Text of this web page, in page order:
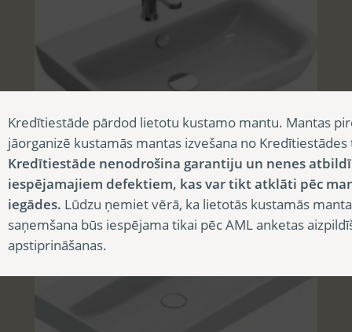
30,75€
Kredītiestāde pārdod lietotu kustamo mantu. Mantas
jāorganizē kustamās mantas izvešana no
Kredītiestāde nenodrošina garantiju un nenes
iespējamajiem defektiem, kas var tikt atklāti pēc
iegādes. Lūdzu ņemiet vērā, ka lietotās kustamās
saņemšana būs iespējama tikai pēc AML anketas
apstiprināšanas.